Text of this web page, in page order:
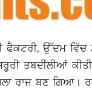
ਉੱਦਮ ਵਿੱਚ
ਤਬਦੀਲੀਆਂ
ਰਾਜ ਬਣ ਗਿਆ।